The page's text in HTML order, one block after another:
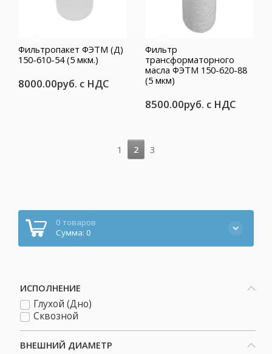
Фильтропакет ФЭТМ (Д)
150-610-54 (5 мкм.)
8000.00руб. с НДС
Фильтр
трансформаторного
масла ФЭТМ 150-620-88
(5 мкм)
8500.00руб. с НДС
1 2 3
0 товаров
Сумма: 0
ИСПОЛНЕНИЕ
Глухой (Дно)
Сквозной
ВНЕШНИЙ ДИАМЕТР